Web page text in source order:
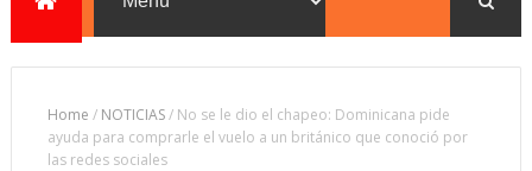
Home / NOTICIAS/ No se le dio el chapeo: Dominicana pide
ayuda para comprarle el vuelo a un británico que conoció por
las redes sociales